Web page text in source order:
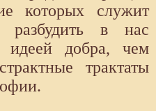
которых служит
разбудить в нас
идеей добра, чем
трактаты